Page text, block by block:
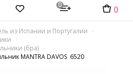
0 0
из Испании и Португалии
(бра)
MANTRA DAVOS 6520